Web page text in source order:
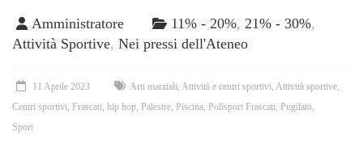
Amministratore 11% - 20%, 21% - 30%,
Attività Sportive, Nei pressi dell'Ateneo
11 Aprile 2023 Arti marziali Attività e centri sportivi Attività sportive
Centri sportivi Frascati hip hop Palestre Piscina Polisport Frascati Pugilato
Sport